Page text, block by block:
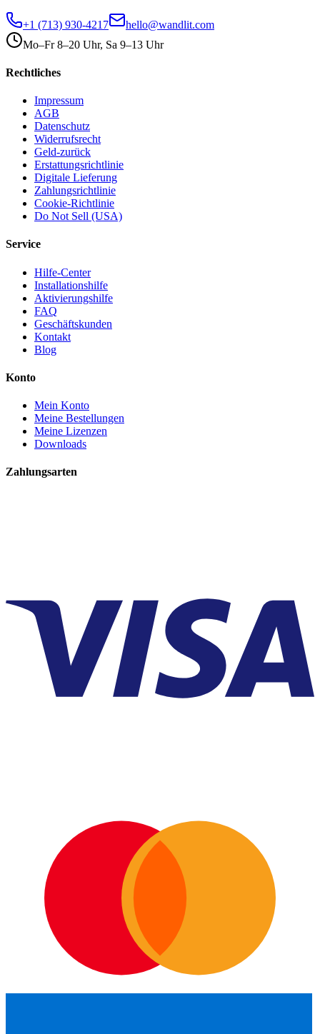
+1 (713) 930-4217
hello@wandlit.com
Mo–Fr 8–20 Uhr, Sa 9–13 Uhr
Rechtliches
Impressum
AGB
Datenschutz
Widerrufsrecht
Geld-zurück
Erstattungsrichtlinie
Digitale Lieferung
Zahlungsrichtlinie
Cookie-Richtlinie
Do Not Sell (USA)
Service
Hilfe-Center
Installationshilfe
Aktivierungshilfe
FAQ
Geschäftskunden
Kontakt
Blog
Konto
Mein Konto
Meine Bestellungen
Meine Lizenzen
Downloads
Zahlungsarten